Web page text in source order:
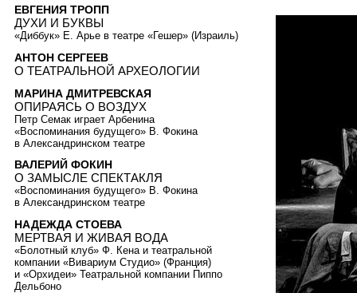
ЕВГЕНИЯ ТРОПП
ДУХИ И БУКВЫ
«Диббук» Е. Арье в театре «Гешер» (Израиль)
АНТОН СЕРГЕЕВ
О ТЕАТРАЛЬНОЙ АРХЕОЛОГИИ
МАРИНА ДМИТРЕВСКАЯ
ОПИРАЯСЬ О ВОЗДУХ
Петр Семак играет Арбенина
«Воспоминания будущего» В. Фокина
в Александринском театре
ВАЛЕРИЙ ФОКИН
О ЗАМЫСЛЕ СПЕКТАКЛЯ
«Воспоминания будущего» В. Фокина
в Александринском театре
НАДЕЖДА СТОЕВА
МЕРТВАЯ И ЖИВАЯ ВОДА
«Болотный клуб» Ф. Кена и театральной
компании «Вивариум Студио» (Франция)
и «Орхидеи» Театральной компании Пиппо
Дельбоно